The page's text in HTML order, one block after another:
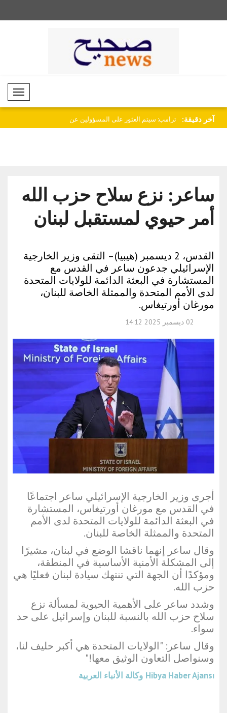
Mobil Menü
آخر دقيقة: ترامب: سيتم العثور على المسؤولين عن بشأن غزة..
ساعر: نزع سلاح حزب الله
أمر حيوي لمستقبل لبنان
القدس، 2 ديسمبر (هيبيا) – التقى وزير الخارجية
الإسرائيلي جدعون ساعر في القدس مع
المستشارة في البعثة الدائمة للولايات المتحدة
لدى الأمم المتحدة والممثلة الخاصة للبنان،
مورغان أورتيغاس.
02 ديسمبر 2025 14:12
أجرى وزير الخارجية الإسرائيلي ساعر اجتماعًا
في القدس مع مورغان أورتيغاس، المستشارة
في البعثة الدائمة للولايات المتحدة لدى الأمم
المتحدة والممثلة الخاصة للبنان.
وقال ساعر إنهما ناقشا الوضع في لبنان، مشيرًا
إلى المشكلة الأمنية الأساسية في المنطقة،
ومؤكدًا أن الجهة التي تنتهك سيادة لبنان فعليًا هي
حزب الله.
وشدد ساعر على الأهمية الحيوية لمسألة نزع
سلاح حزب الله بالنسبة للبنان وإسرائيل على حد
سواء.
وقال ساعر: "الولايات المتحدة هي أكبر حليف لنا،
وسنواصل التعاون الوثيق معها!"
Hibya Haber Ajansı وكالة الأنباء العربية